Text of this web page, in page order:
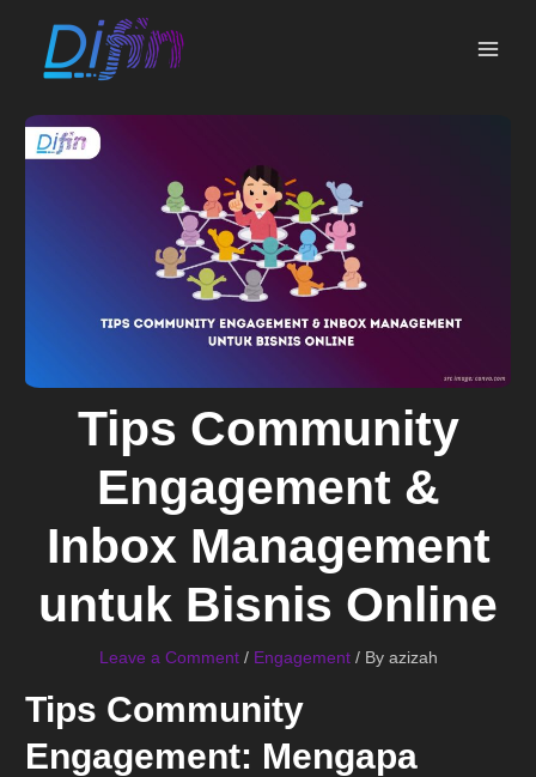
content
Tips Community
Engagement &
Inbox Management
untuk Bisnis Online
Leave a Comment / Engagement/ By azizah
Tips Community
Engagement: Mengapa